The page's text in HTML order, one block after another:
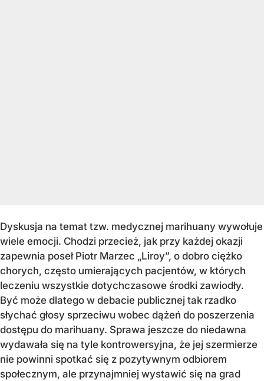
Dyskusja na temat tzw. medycznej marihuany wywołuje
wiele emocji. Chodzi przecież, jak przy każdej okazji
zapewnia poseł Piotr Marzec „Liroy”, o dobro ciężko
chorych, często umierających pacjentów, w których
leczeniu wszystkie dotychczasowe środki zawiodły.
Być może dlatego w debacie publicznej tak rzadko
słychać głosy sprzeciwu wobec dążeń do poszerzenia
dostępu do marihuany. Sprawa jeszcze do niedawna
wydawała się na tyle kontrowersyjna, że jej szermierze
nie powinni spotkać się z pozytywnym odbiorem
społecznym, ale przynajmniej wystawić się na grad